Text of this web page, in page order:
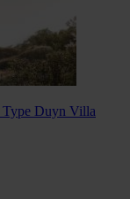
Type Duyn Villa